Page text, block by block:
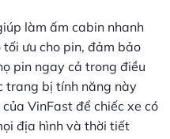
làm ấm cabin nhanh
ưu cho pin, đảm bảo
pin ngay cả trong điều
trang bị tính năng này
VinFast để chiếc xe có
địa hình và thời tiết